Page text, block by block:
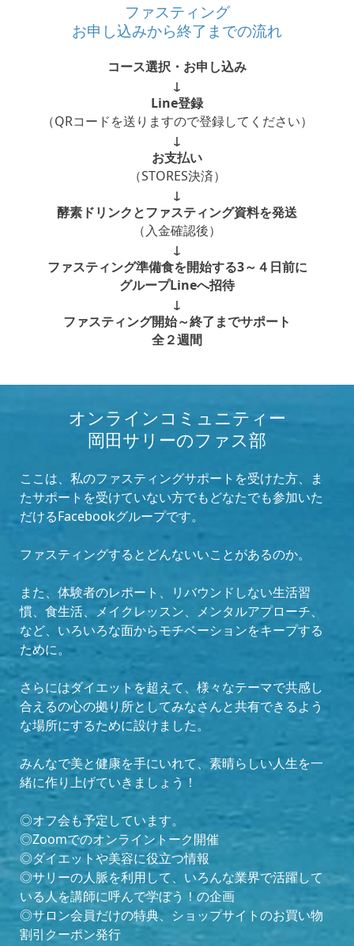
ファスティング
お申し込みから終了までの流れ
コース選択・お申し込み
↓
Line登録
（QRコードを送りますので登録してください）
↓
お支払い
（STORES決済）
↓
酵素ドリンクとファスティング資料を発送
（入金確認後）
↓
ファスティング準備食を開始する3～４日前に
グループLineへ招待
↓
ファスティング開始～終了までサポート
全２週間
オンラインコミュニティー
岡田サリーのファス部
ここは、私のファスティングサポートを受けた方、ま
たサポートを受けていない方でもどなたでも参加いた
だけるFacebookグループです。
ファスティングするとどんないいことがあるのか。
また、体験者のレポート、リバウンドしない生活習
慣、食生活、メイクレッスン、メンタルアプローチ、
など、いろいろな面からモチベーションをキープする
ために。
さらにはダイエットを超えて、様々なテーマで共感し
合えるの心の拠り所としてみなさんと共有できるよう
な場所にするために設けました。
みんなで美と健康を手にいれて、素晴らしい人生を一
緒に作り上げていきましょう！
◎オフ会も予定しています。
◎Zoomでのオンライントーク開催
◎ダイエットや美容に役立つ情報
◎サリーの人脈を利用して、いろんな業界で活躍して
いる人を講師に呼んで学ぼう！の企画
◎サロン会員だけの特典、ショップサイトのお買い物
割引クーポン発行